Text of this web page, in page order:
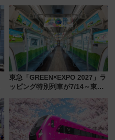
会」は8月11日開催！
東急「GREEN×EXPO 2027」ラ
ッピング特別列車が7/14～東
ー！ 注目の編成やデザインまと
め